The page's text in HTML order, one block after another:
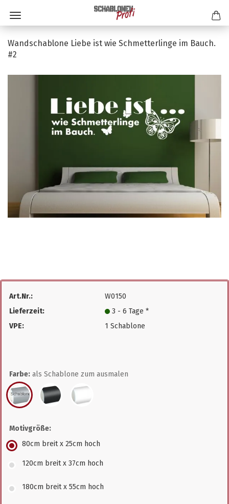
Wandschablone Liebe ist wie Schmetterlinge im Bauch.
#2
Art.Nr.:
W0150
Lieferzeit:
3 - 6 Tage *
VPE:
1 Schablone
Farbe: als Schablone zum ausmalen
Motivgröße:
80cm breit x 25cm hoch
120cm breit x 37cm hoch
180cm breit x 55cm hoch